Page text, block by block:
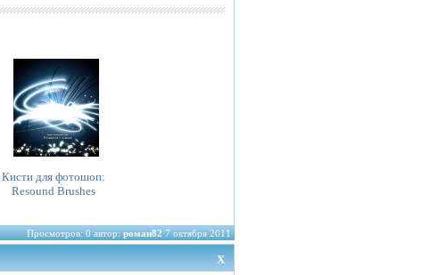
Кисти для фотошоп:
Resound Brushes
Просмотров: 0 автор:роман827 октября 2011
X